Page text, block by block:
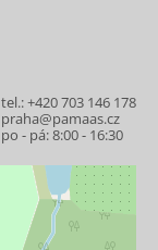
tel.:+420 703 146 178
praha@pamaas.cz
po - pá: 8:00 - 16:30